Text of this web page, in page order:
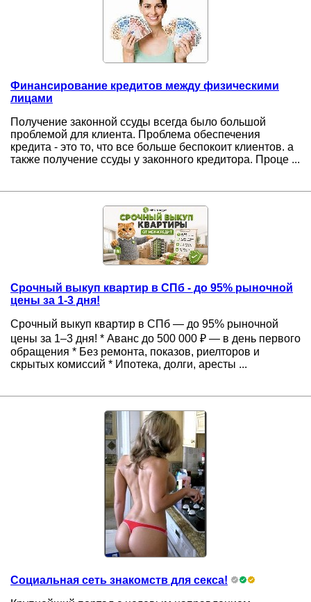
Финансирование кредитов между физическими
лицами
Получение законной ссуды всегда было большой
проблемой для клиента. Проблема обеспечения
кредита - это то, что все больше беспокоит клиентов. а
также получение ссуды у законного кредитора. Проце ...
Срочный выкуп квартир в СПб - до 95% рыночной
цены за 1-3 дня!
Срочный выкуп квартир в СПб — до 95% рыночной
цены за 1–3 дня! * Аванс до 500 000 ₽ — в день первого
обращения * Без ремонта, показов, риелторов и
скрытых комиссий * Ипотека, долги, аресты ...
Социальная сеть знакомств для секса!